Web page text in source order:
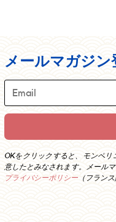
メールマガジン
OKをクリックすると、モンペ
意したとみなされます。メール
プライバシーポリシー （フラン